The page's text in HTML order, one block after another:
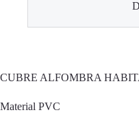
CUBRE ALFOMBRA
Material PVC